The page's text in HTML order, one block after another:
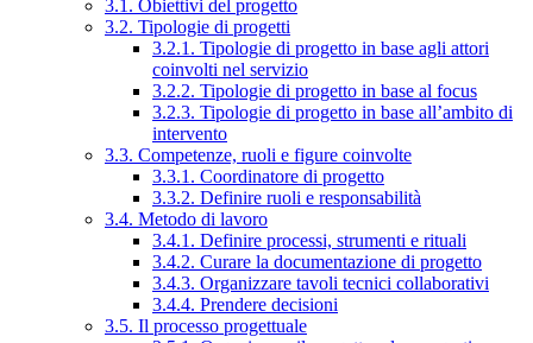
3.1. Obiettivi del progetto
3.2. Tipologie di progetti
3.2.1. Tipologie di progetto in base agli attori
coinvolti nel servizio
3.2.2. Tipologie di progetto in base al focus
3.2.3. Tipologie di progetto in base all’ambito di
intervento
3.3. Competenze, ruoli e figure coinvolte
3.3.1. Coordinatore di progetto
3.3.2. Definire ruoli e responsabilità
3.4. Metodo di lavoro
3.4.1. Definire processi, strumenti e rituali
3.4.2. Curare la documentazione di progetto
3.4.3. Organizzare tavoli tecnici collaborativi
3.4.4. Prendere decisioni
3.5. Il processo progettuale